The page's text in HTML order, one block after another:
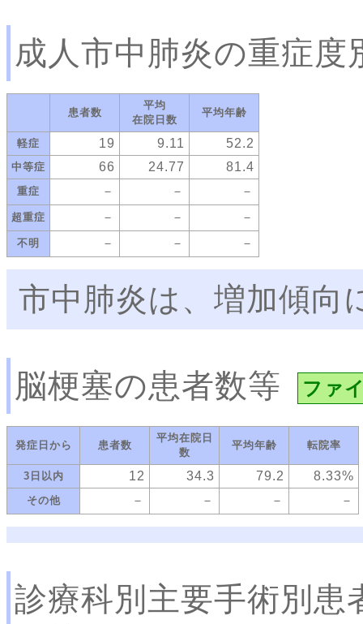
成人市中肺炎の重症度
患者数
平均
在院日数
平均年齢
軽症 19 9.11 52.2
中等症 66 24.77 81.4
重症 － － －
超重症 － － －
不明 － － －
市中肺炎は、増加傾向
脳梗塞の患者数等 ファ
発症日から 患者数
平均在院日
数
平均年齢 転院率
3日以内 12 34.3 79.2 8.33%
その他 － － － －
診療科別主要手術別患